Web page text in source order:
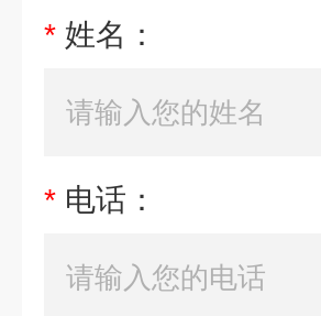
* 姓名：
* 电话：